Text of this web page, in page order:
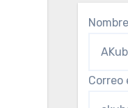
Nombre
Correo